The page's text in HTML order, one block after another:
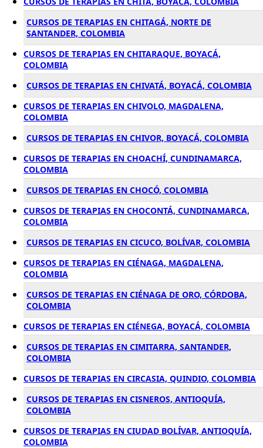
CURSOS DE TERAPIAS EN CHITAGÁ, NORTE DE
SANTANDER, COLOMBIA
CURSOS DE TERAPIAS EN CHITARAQUE, BOYACÁ,
COLOMBIA
CURSOS DE TERAPIAS EN CHIVATÁ, BOYACÁ, COLOMBIA
CURSOS DE TERAPIAS EN CHIVOLO, MAGDALENA,
COLOMBIA
CURSOS DE TERAPIAS EN CHIVOR, BOYACÁ, COLOMBIA
CURSOS DE TERAPIAS EN CHOACHÍ, CUNDINAMARCA,
COLOMBIA
CURSOS DE TERAPIAS EN CHOCÓ, COLOMBIA
CURSOS DE TERAPIAS EN CHOCONTÁ, CUNDINAMARCA,
COLOMBIA
CURSOS DE TERAPIAS EN CICUCO, BOLÍVAR, COLOMBIA
CURSOS DE TERAPIAS EN CIÉNAGA, MAGDALENA,
COLOMBIA
CURSOS DE TERAPIAS EN CIÉNAGA DE ORO, CÓRDOBA,
COLOMBIA
CURSOS DE TERAPIAS EN CIÉNEGA, BOYACÁ, COLOMBIA
CURSOS DE TERAPIAS EN CIMITARRA, SANTANDER,
COLOMBIA
CURSOS DE TERAPIAS EN CIRCASIA, QUINDIO, COLOMBIA
CURSOS DE TERAPIAS EN CISNEROS, ANTIOQUÍA,
COLOMBIA
CURSOS DE TERAPIAS EN CIUDAD BOLÍVAR, ANTIOQUÍA,
COLOMBIA